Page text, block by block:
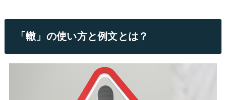
「轍」の使い方と例文とは？